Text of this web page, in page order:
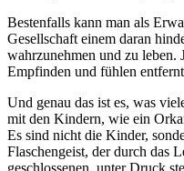
Bestenfalls kann man als
Gesellschaft einem daran
wahrzunehmen und zu leben.
Empfinden und fühlen
Und genau das ist es, was
mit den Kindern, wie ein
Es sind nicht die Kinder,
Flaschengeist, der durch das
geschlossenen, unter Druck